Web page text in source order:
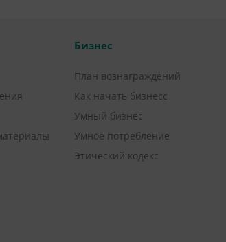
Бизнес
План вознаграждений
Как начать бизнесс
Умный бизнес
Умное потребление
Этический кодекс